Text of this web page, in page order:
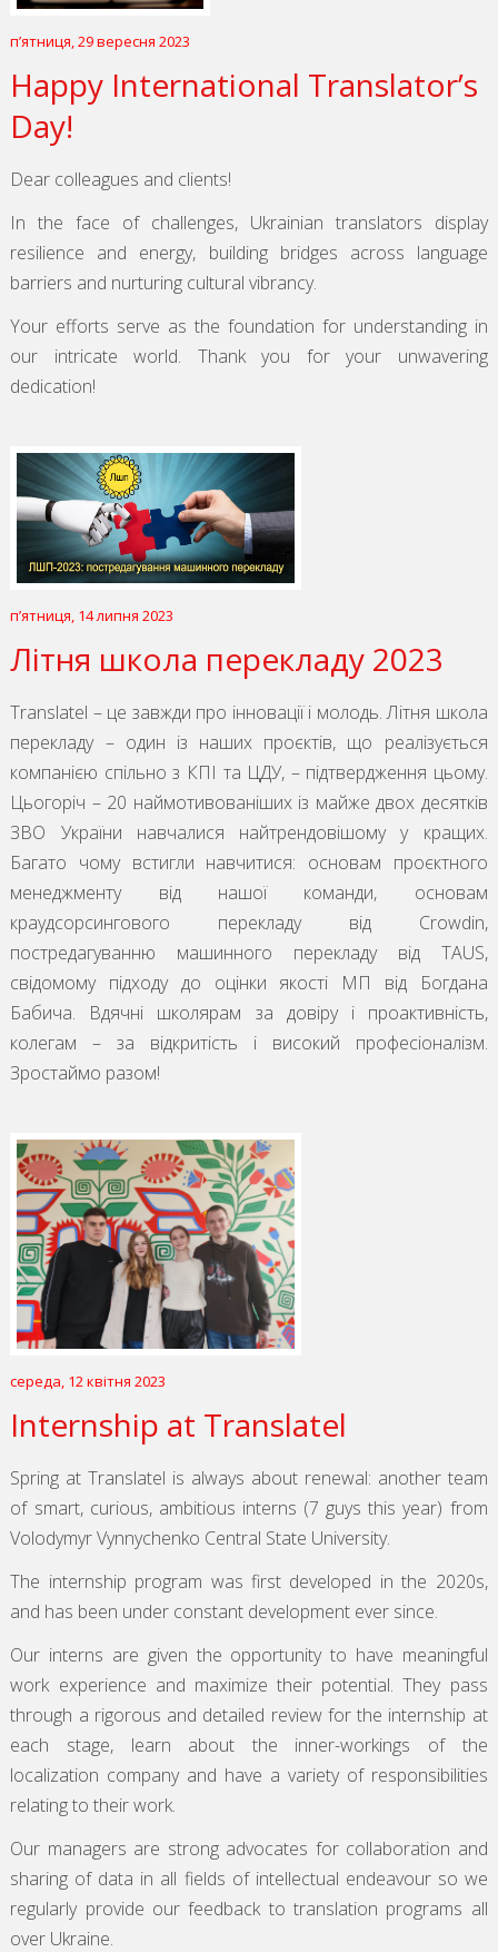
пʼятниця, 29 вересня 2023
Happy International Translator’s
Day!
Dear colleagues and clients!
In the face of challenges, Ukrainian translators display
resilience and energy, building bridges across language
barriers and nurturing cultural vibrancy.
Your efforts serve as the foundation for understanding in
our intricate world. Thank you for your unwavering
dedication!
пʼятниця, 14 липня 2023
Літня школа перекладу 2023
Translatel – це завжди про інновації і молодь. Літня школа
перекладу – один із наших проєктів, що реалізується
компанією спільно з КПІ та ЦДУ, – підтвердження цьому.
Цьогоріч – 20 наймотивованіших із майже двох десятків
ЗВО України навчалися найтрендовішому у кращих.
Багато чому встигли навчитися: основам проєктного
менеджменту від нашої команди, основам
краудсорсингового перекладу від Crowdin,
постредагуванню машинного перекладу від TAUS,
свідомому підходу до оцінки якості МП від Богдана
Бабича. Вдячні школярам за довіру і проактивність,
колегам – за відкритість і високий професіоналізм.
Зростаймо разом!
середа, 12 квітня 2023
Internship at Translatel
Spring at Translatel is always about renewal: another team
of smart, curious, ambitious interns (7 guys this year) from
Volodymyr Vynnychenko Central State University.
The internship program was first developed in the 2020s,
and has been under constant development ever since.
Our interns are given the opportunity to have meaningful
work experience and maximize their potential. They pass
through a rigorous and detailed review for the internship at
each stage, learn about the inner-workings of the
localization company and have a variety of responsibilities
relating to their work.
Our managers are strong advocates for collaboration and
sharing of data in all fields of intellectual endeavour so we
regularly provide our feedback to translation programs all
over Ukraine.